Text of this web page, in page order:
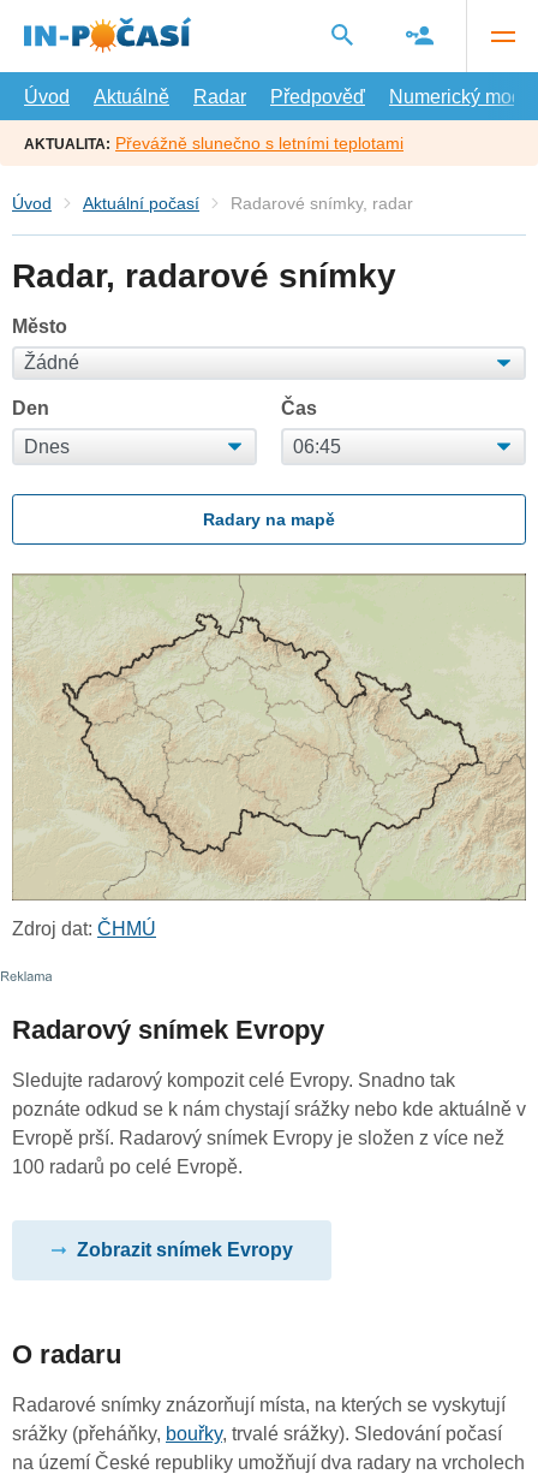
hlavní
Úvod
Aktuálně Radar Předpověď Numerický model
AKTUALITA: Převážně slunečno s letními teplotami
Úvod Aktuální počasí Radarové snímky, radar
Radar, radarové snímky
Město
Den Čas
Radary na mapě
Zdroj dat: ČHMÚ
Radarový snímek Evropy
Sledujte radarový kompozit celé Evropy. Snadno tak
poznáte odkud se k nám chystají srážky nebo kde aktuálně v
Evropě prší. Radarový snímek Evropy je složen z více než
100 radarů po celé Evropě.
Zobrazit snímek Evropy
O radaru
Radarové snímky znázorňují místa, na kterých se vyskytují
srážky (přeháňky, bouřky, trvalé srážky). Sledování počasí
na území České republiky umožňují dva radary na vrcholech